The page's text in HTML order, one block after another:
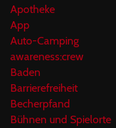
Apotheke
App
Auto-Camping
awareness:crew
Baden
Barrierefreiheit
Becherpfand
Bühnen und Spielorte